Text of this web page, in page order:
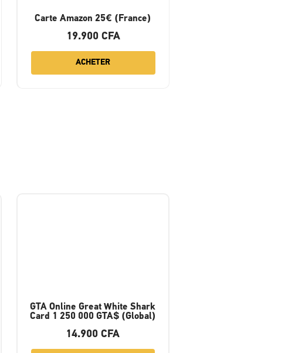
Carte Amazon 25€ (France)
19.900 CFA
ACHETER
GTA Online Great White Shark
Card 1 250 000 GTA$ (Global)
14.900CFA